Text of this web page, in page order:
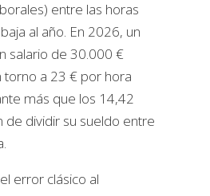
entre las horas
al año. En 2026, un
salario de 30.000 €
torno a 23 € por hora
más que los 14,42
de dividir su sueldo entre
error clásico al